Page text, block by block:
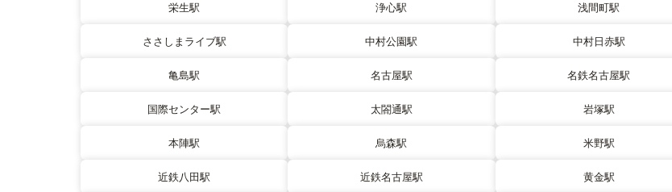
栄生駅 浄心駅 浅間町駅
ささしまライブ駅 中村公園駅 中村日赤駅
亀島駅 名古屋駅 名鉄名古屋駅
国際センター駅 太閤通駅 岩塚駅
本陣駅 烏森駅 米野駅
近鉄八田駅 近鉄名古屋駅 黄金駅